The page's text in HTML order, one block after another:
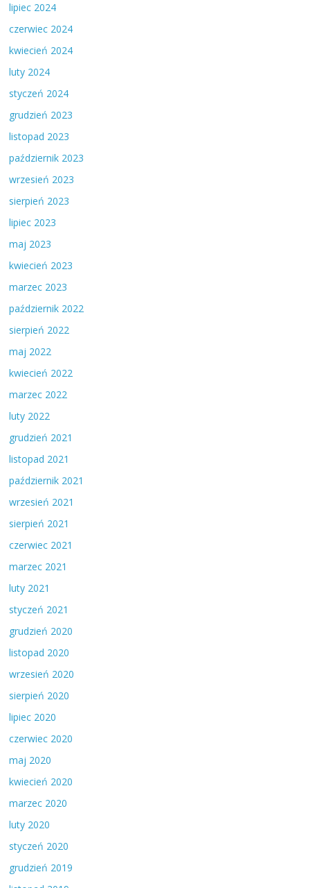
lipiec 2024
czerwiec 2024
kwiecień 2024
luty 2024
styczeń 2024
grudzień 2023
listopad 2023
październik 2023
wrzesień 2023
sierpień 2023
lipiec 2023
maj 2023
kwiecień 2023
marzec 2023
październik 2022
sierpień 2022
maj 2022
kwiecień 2022
marzec 2022
luty 2022
grudzień 2021
listopad 2021
październik 2021
wrzesień 2021
sierpień 2021
czerwiec 2021
marzec 2021
luty 2021
styczeń 2021
grudzień 2020
listopad 2020
wrzesień 2020
sierpień 2020
lipiec 2020
czerwiec 2020
maj 2020
kwiecień 2020
marzec 2020
luty 2020
styczeń 2020
grudzień 2019